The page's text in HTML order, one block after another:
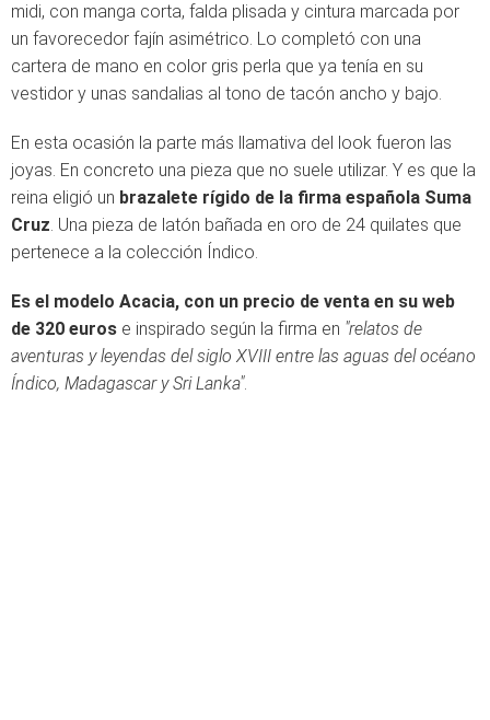
midi, con manga corta, falda plisada y cintura marcada por
un favorecedor fajín asimétrico. Lo completó con una
cartera de mano en color gris perla que ya tenía en su
vestidor y unas sandalias al tono de tacón ancho y bajo.
En esta ocasión la parte más llamativa del look fueron las
joyas. En concreto una pieza que no suele utilizar. Y es que la
reina eligió un brazalete rígido de la firma española Suma
Cruz . Una pieza de latón bañada en oro de 24 quilates que
pertenece a la colección Índico.
Es el modelo Acacia, con un precio de venta en su web
de 320 euros e inspirado según la firma en "relatos de
aventuras y leyendas del siglo XVIII entre las aguas del océano
Índico, Madagascar y Sri Lanka".